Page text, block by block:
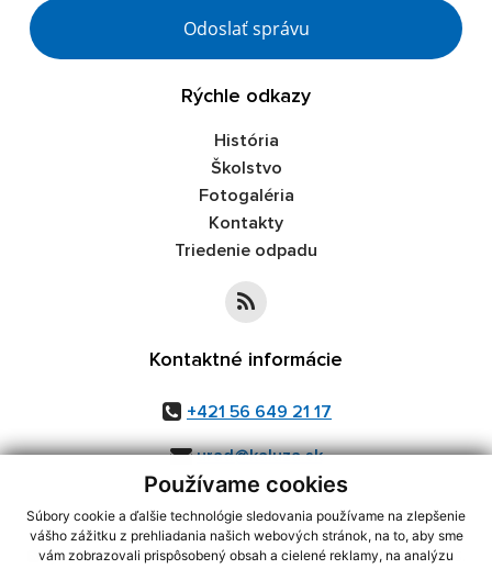
Používame cookies
Súbory cookie a ďalšie technológie sledovania používame na zlepšenie
vášho zážitku z prehliadania našich webových stránok, na to, aby sme
vám zobrazovali prispôsobený obsah a cielené reklamy, na analýzu
Google reCaptcha Response
Odoslať správu
Rýchle odkazy
História
Školstvo
Fotogaléria
Kontakty
Triedenie odpadu
Kontaktné informácie
+421 56 649 21 17
urad@kaluza.sk
využite možnosť získavania aktuálnych informácií s využitím RSS